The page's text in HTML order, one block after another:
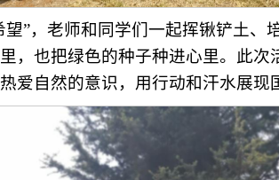
望”，老师和同学们一起挥锹铲土
，也把绿色的种子种进心里。此
爱自然的意识，用行动和汗水展现